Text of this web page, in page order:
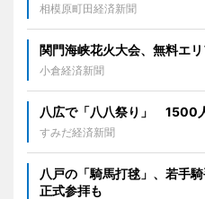
相模原町田経済新聞
関門海峡花火大会、無料エ
小倉経済新聞
八広で「八八祭り」 1500
すみだ経済新聞
八戸の「騎馬打毬」、若手
正式参拝も